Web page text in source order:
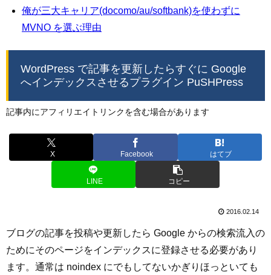
俺が三大キャリア(docomo/au/softbank)を使わずに
MVNO を選ぶ理由
WordPress で記事を更新したらすぐに Google
へインデックスさせるプラグイン PuSHPress
記事内にアフィリエイトリンクを含む場合があります
X Facebook はてブ
LINE コピー
2016.02.14
ブログの記事を投稿や更新したら Google からの検索流入の
ためにそのページをインデックスに登録させる必要があり
ます。通常は noindex にでもしてないかぎりほっといても